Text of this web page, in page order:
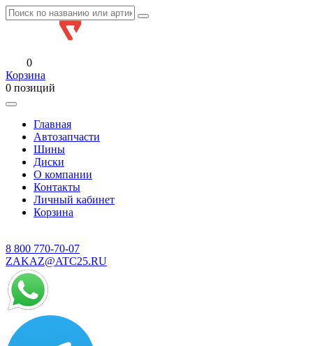
0
Корзина
0 позиций
Главная
Автозапчасти
Шины
Диски
О компании
Контакты
Личный кабинет
Корзина
8 800 770-70-07
ZAKAZ@ATC25.RU